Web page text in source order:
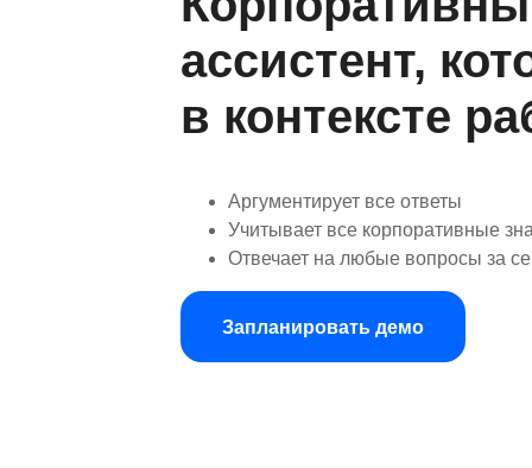
Аргументирует все ответы
Учитывает все корпоративные
Отвечает на любые вопросы за
Запланировать демо
ассистент,
в контексте